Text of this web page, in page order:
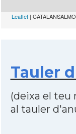
Leaflet |
Tauler
(deixa el teu
al tauler